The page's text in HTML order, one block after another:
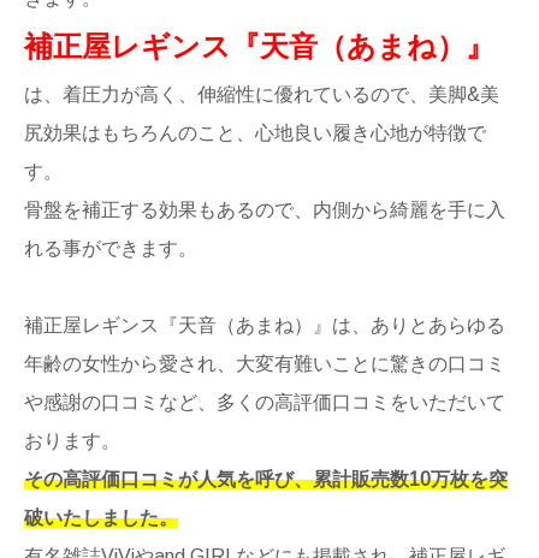
補正屋レギンス『天音（あまね）』
は、着圧力が高く、伸縮性に優れているので、美脚&美
尻効果はもちろんのこと、心地良い履き心地が特徴で
す。
骨盤を補正する効果もあるので、内側から綺麗を手に入
れる事ができます。
補正屋レギンス『天音（あまね）』は、ありとあらゆる
年齢の女性から愛され、大変有難いことに驚きの口コミ
や感謝の口コミなど、多くの高評価口コミをいただいて
おります。
その高評価口コミが人気を呼び、累計販売数10万枚を突
破いたしました。